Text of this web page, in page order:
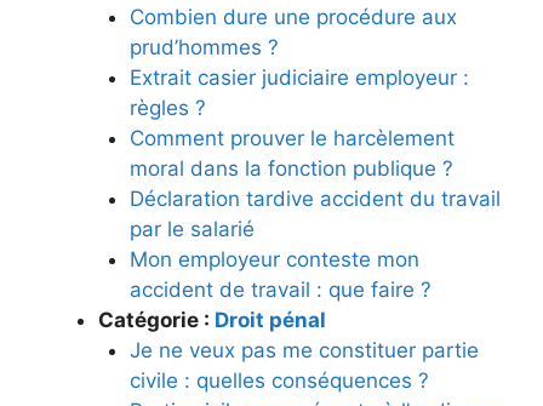
Combien dure une procédure aux
prud’hommes ?
Extrait casier judiciaire employeur :
règles ?
Comment prouver le harcèlement
moral dans la fonction publique ?
Déclaration tardive accident du travail
par le salarié
Mon employeur conteste mon
accident de travail : que faire ?
Catégorie : Droit pénal
Je ne veux pas me constituer partie
civile : quelles conséquences ?